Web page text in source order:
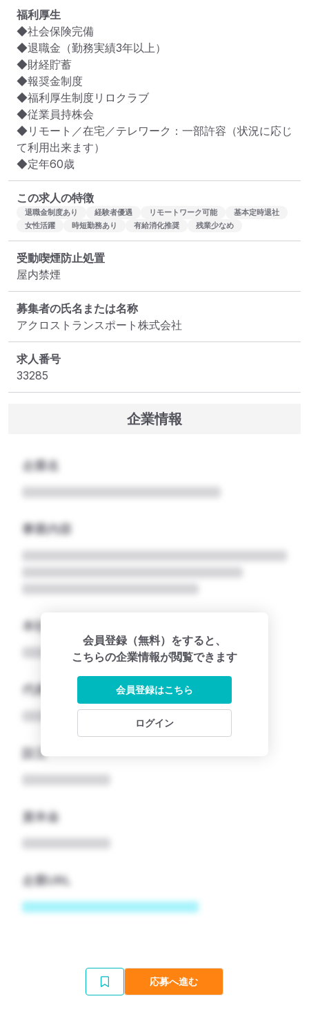
福利厚生
◆社会保険完備
◆退職金（勤務実績3年以上）
◆財経貯蓄
◆報奨金制度
◆福利厚生制度リロクラブ
◆従業員持株会
◆リモート／在宅／テレワーク：一部許容（状況に応じ
て利用出来ます）
◆定年60歳
この求人の特徴
退職金制度あり 経験者優遇 リモートワーク可能
基本定時退社
女性活躍
時短勤務あり 有給消化推奨 残業少なめ
受動喫煙防止処置
屋内禁煙
募集者の氏名または名称
アクロストランスポート株式会社
求人番号
33285
企業情報
企業名
事業内容
本社所在地名
代表者
設立
資本金
企業URL
会員登録（無料）をすると、
こちらの企業情報が閲覧できます
会員登録はこちら
ログイン
応募へ進む